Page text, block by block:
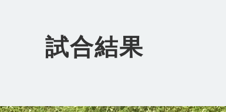
試合結果